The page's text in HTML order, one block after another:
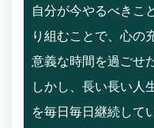
自分が今やるべきこ
り組むことで、心の
意義な時間を過ごせ
しかし、長い長い人
を毎日毎日継続して